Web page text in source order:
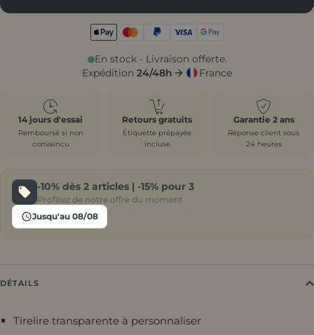
En stock - Livraison offerte.
Expédition 24/48h France
14 jours d'essai
Remboursé si non
convaincu
Retours gratuits
Étiquette prépayée
incluse
Garantie 2 ans
Réponse client sous
24 heures
-10% dès 2 articles | -15% pour 3
Profitez de notre offre du moment
Jusqu'au 08/08
DÉTAILS
Tirelire transparente à personnaliser